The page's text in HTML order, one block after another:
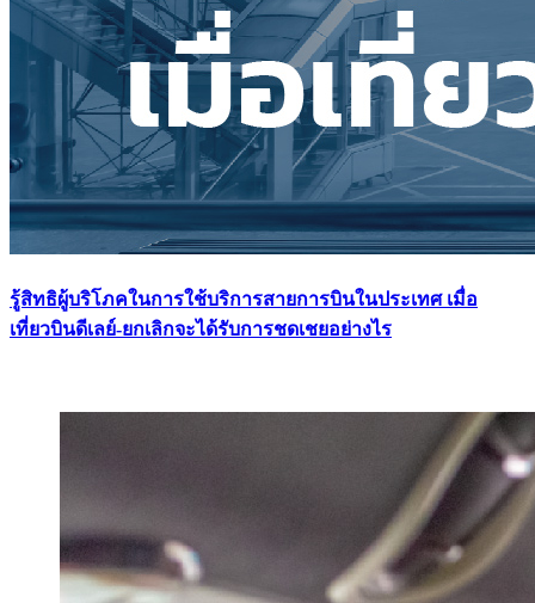
รู้สิทธิผู้บริโภคในการใช้บริการสายการบินในประเทศ เมื่อ
เที่ยวบินดีเลย์-ยกเลิกจะได้รับการชดเชยอย่างไร